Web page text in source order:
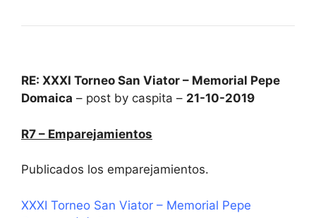
RE: XXXI Torneo San Viator – Memorial Pepe
Domaica – post by caspita – 21-10-2019
R7 – Emparejamientos
Publicados los emparejamientos.
XXXI Torneo San Viator – Memorial Pepe